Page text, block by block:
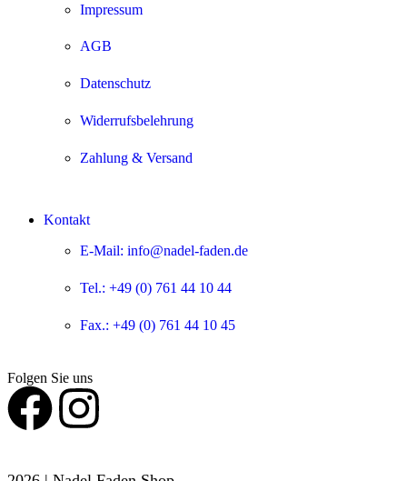
Impressum
AGB
Datenschutz
Widerrufsbelehrung
Zahlung & Versand
Kontakt
E-Mail: info@nadel-faden.de
Tel.: +49 (0) 761 44 10 44
Fax.: +49 (0) 761 44 10 45
Folgen Sie uns